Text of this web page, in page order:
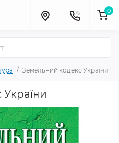
0
Земельний кодекс України